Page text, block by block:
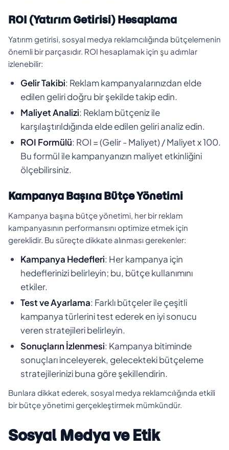
ROI (Yatırım Getirisi) Hesaplama
Yatırım getirisi, sosyal medya reklamcılığında bütçelemenin
önemli bir parçasıdır. ROI hesaplamak için şu adımlar
izlenebilir:
Gelir Takibi: Reklam kampanyalarınızdan elde
edilen geliri doğru bir şekilde takip edin.
Maliyet Analizi: Reklam bütçeniz ile
karşılaştırıldığında elde edilen geliri analiz edin.
ROI Formülü: ROI = (Gelir - Maliyet) / Maliyet x 100.
Bu formül ile kampanyanızın maliyet etkinliğini
ölçebilirsiniz.
Kampanya Başına Bütçe Yönetimi
Kampanya başına bütçe yönetimi, her bir reklam
kampanyasının performansını optimize etmek için
gereklidir. Bu süreçte dikkate alınması gerekenler:
Kampanya Hedefleri: Her kampanya için
hedeflerinizi belirleyin; bu, bütçe kullanımını
etkiler.
Test ve Ayarlama: Farklı bütçeler ile çeşitli
kampanya türlerini test ederek en iyi sonucu
veren stratejileri belirleyin.
Sonuçların İzlenmesi: Kampanya bitiminde
sonuçları inceleyerek, gelecekteki bütçeleme
stratejilerinizi buna göre şekillendirin.
Bunlara dikkat ederek, sosyal medya reklamcılığında etkili
bir bütçe yönetimi gerçekleştirmek mümkündür.
Sosyal Medya ve Etik